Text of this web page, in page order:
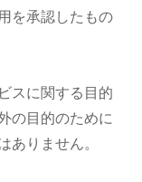
を承認したもの
スに関する目的
の目的のために
ありません。